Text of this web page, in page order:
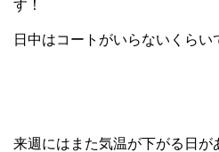
す！
日中はコートがいらないくらい
来週にはまた気温が下がる日が